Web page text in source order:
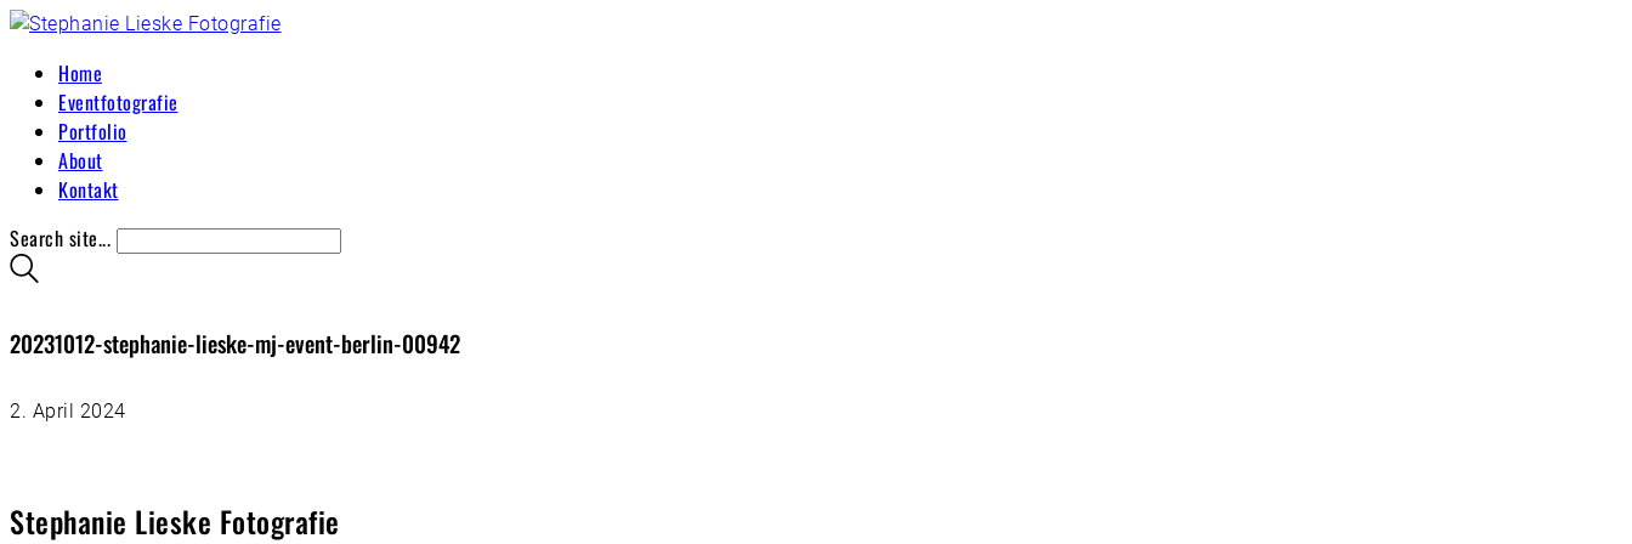
Home
Eventfotografie
Portfolio
About
Kontakt
Search site...
20231012-stephanie-lieske-mj-event-berlin-00942
2. April 2024
Stephanie Lieske Fotografie